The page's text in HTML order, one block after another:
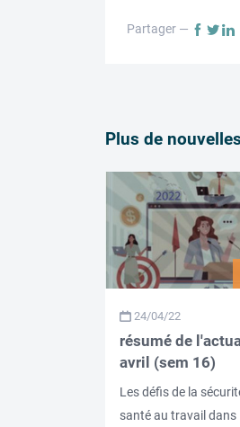
Partager —
Plus de nouvelles
24/04/22
résumé de
avril (sem 16)
Les défis de la
santé au travail dans